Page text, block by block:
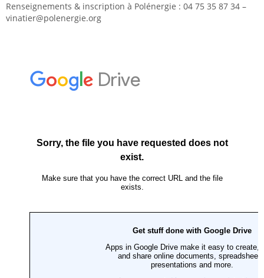
Renseignements & inscription à Polénergie : 04 75 35 87 34 –
vinatier@polenergie.org